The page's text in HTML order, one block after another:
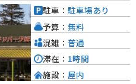
動や文化の発信にも力を入れていま
ショップも人気です。
駐車： 駐車場あり
予算： 無料
混雑： 普通
滞在： 1時間
施設： 屋内